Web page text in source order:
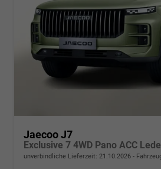
Jaecoo J7
Exclusive 7 4WD Pano ACC
unverbindliche Lieferzeit: 21.10.2026